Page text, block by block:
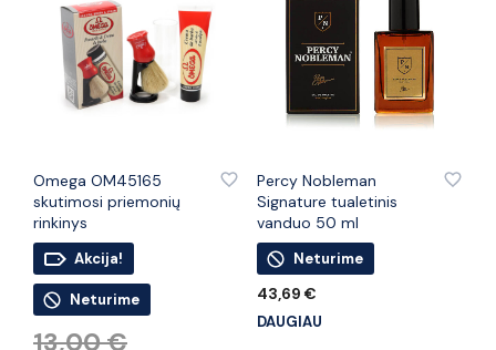
Omega OM45165
skutimosi priemonių
rinkinys
Akcija!
Neturime
13,00€
Percy Nobleman
Signature tualetinis
vanduo 50 ml
Neturime
43,69 €
DAUGIAU